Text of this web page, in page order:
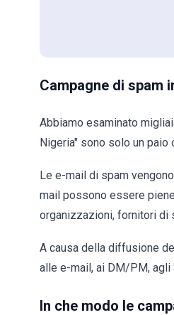
Campagne di spam
Abbiamo esaminato
Nigeria" sono solo un
Le e-mail di spam
mail possono essere
organizzazioni, fornitori di
A causa della diffusione
alle e-mail, ai DM/PM, agli
In che modo le